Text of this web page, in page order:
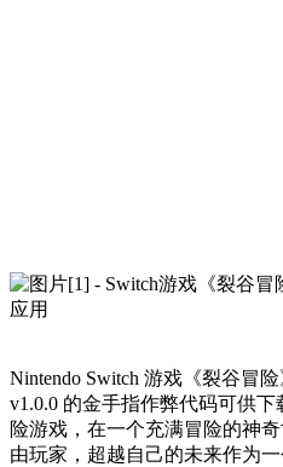
Nintendo Switch 游戏《裂谷冒
v1.0.0 的金手指作弊代码可供
险游戏，在一个充满冒险的神
由玩家，超越自己的未来作为